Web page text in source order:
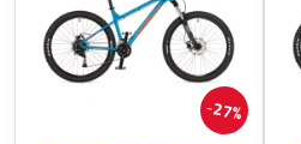
27%